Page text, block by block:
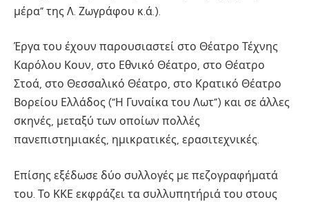
μέρα” της Λ. Ζωγράφου κ.ά.).
Έργα του έχουν παρουσιαστεί στο Θέατρο Τέχνης
Καρόλου Κουν, στο Εθνικό Θέατρο, στο Θέατρο
Στοά, στο Θεσσαλικό Θέατρο, στο Κρατικό Θέατρο
Βορείου Ελλάδος (“Η Γυναίκα του Λωτ”) και σε άλλες
σκηνές, μεταξύ των οποίων πολλές
πανεπιστημιακές, ημικρατικές, ερασιτεχνικές.
Επίσης εξέδωσε δύο συλλογές με πεζογραφήματά
του. Το ΚΚΕ εκφράζει τα συλλυπητήριά του στους